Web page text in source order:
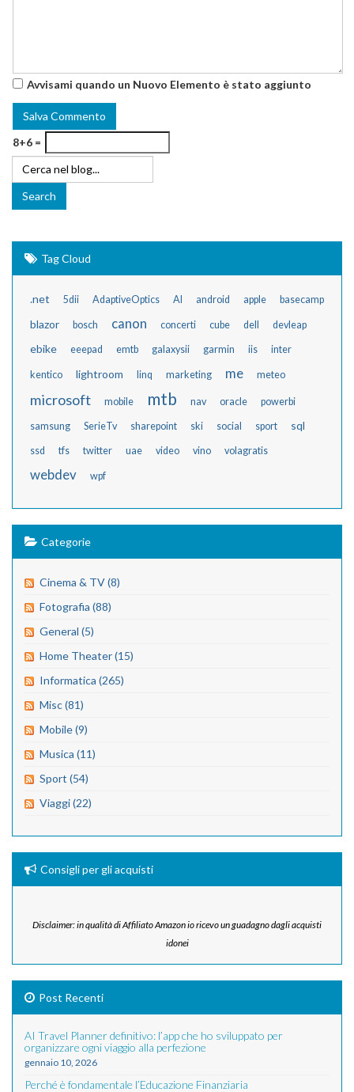
Avvisami quando un Nuovo Elemento è stato aggiunto
8+6 =
Tag Cloud
.net 5dii AdaptiveOptics AI android apple basecamp
blazor bosch canon concerti cube dell devleap
ebike eeepad emtb galaxysii garmin iis inter
kentico lightroom linq marketing me meteo
microsoft mobile mtb nav oracle powerbi
samsung SerieTv sharepoint ski social sport sql
ssd tfs twitter uae video vino volagratis
webdev wpf
Categorie
Cinema & TV (8)
Fotografia (88)
General (5)
Home Theater (15)
Informatica (265)
Misc (81)
Mobile (9)
Musica (11)
Sport (54)
Viaggi (22)
Consigli per gli acquisti
Disclaimer: in qualità di Affiliato Amazon io ricevo un guadagno dagli acquisti
idonei
Post Recenti
AI Travel Planner definitivo: l’app che ho sviluppato per
organizzare ogni viaggio alla perfezione
gennaio 10, 2026
Perché è fondamentale l’Educazione Finanziaria